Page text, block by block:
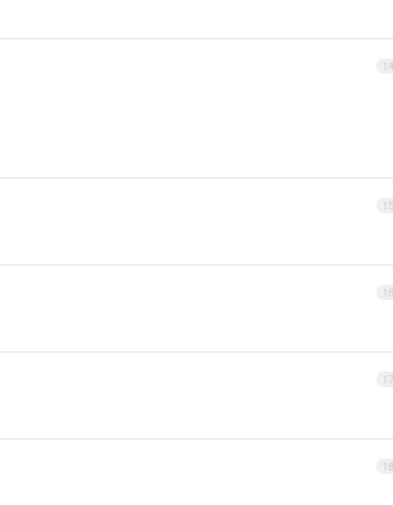
14
15
16
17
18